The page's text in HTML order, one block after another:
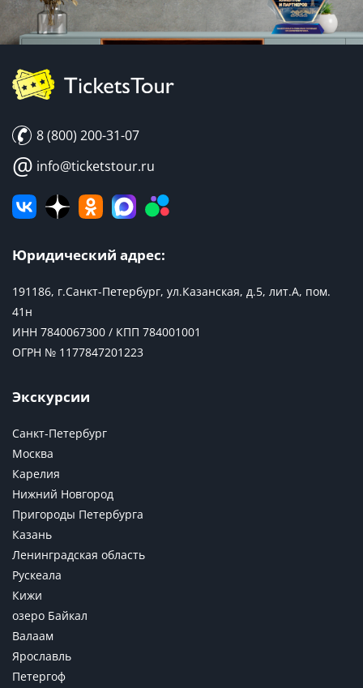
8 (800) 200-31-07
@ info@ticketstour.ru
Юридический адрес:
191186, г.Санкт-Петербург, ул.Казанская, д.5, лит.А, пом.
41н
ИНН 7840067300 / КПП 784001001
ОГРН № 1177847201223
Экскурсии
Санкт-Петербург
Москва
Карелия
Нижний Новгород
Пригороды Петербурга
Казань
Ленинградская область
Рускеала
Кижи
озеро Байкал
Валаам
Ярославль
Петергоф